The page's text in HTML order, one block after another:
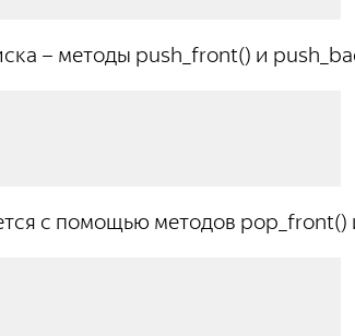
– методы push_front() и
с помощью методов pop_front()